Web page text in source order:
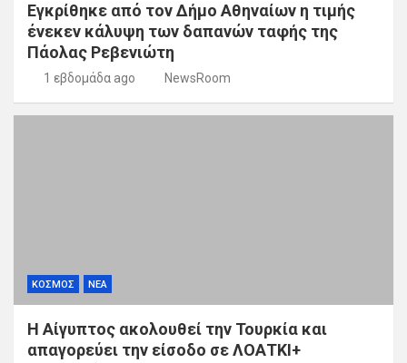
Εγκρίθηκε από τον Δήμο Αθηναίων η τιμής
ένεκεν κάλυψη των δαπανών ταφής της
Πάολας Ρεβενιώτη
1 εβδομάδα ago NewsRoom
ΚΟΣΜΟΣ ΝΕΑ
Η Αίγυπτος ακολουθεί την Τουρκία και
απαγορεύει την είσοδο σε ΛΟΑΤΚΙ+